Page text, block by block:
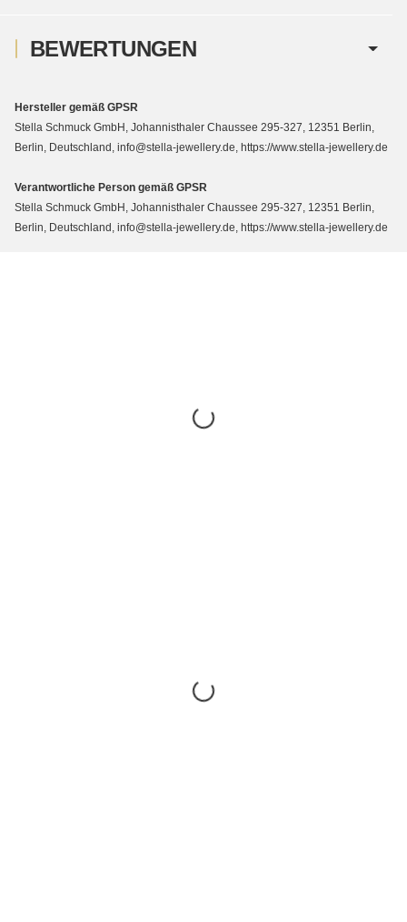
BEWERTUNGEN
Hersteller gemäß GPSR
Stella Schmuck GmbH, Johannisthaler Chaussee 295-327, 12351 Berlin,
Berlin, Deutschland, info@stella-jewellery.de, https://www.stella-jewellery.de
Verantwortliche Person gemäß GPSR
Stella Schmuck GmbH, Johannisthaler Chaussee 295-327, 12351 Berlin,
Berlin, Deutschland, info@stella-jewellery.de, https://www.stella-jewellery.de